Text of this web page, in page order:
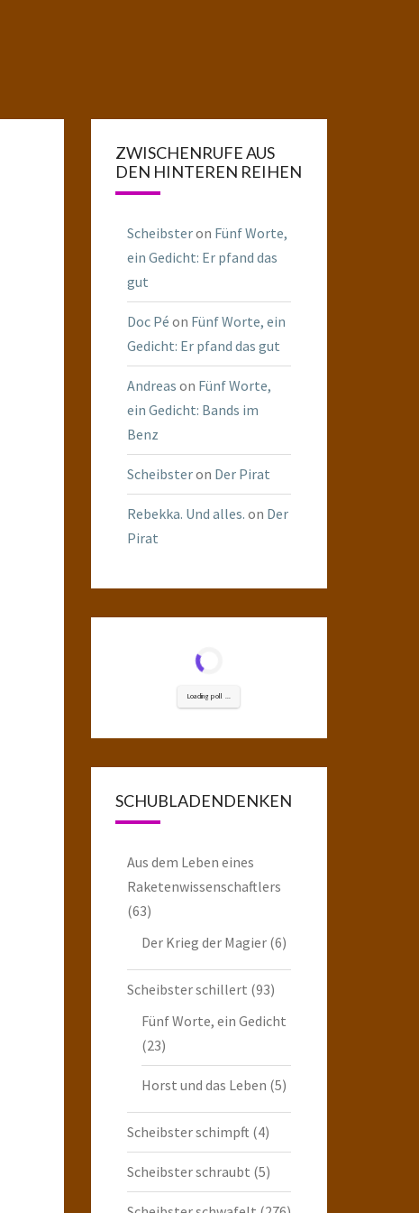
ZWISCHENRUFE AUS
DEN HINTEREN REIHEN
Scheibsteron Fünf Worte,
ein Gedicht: Er pfand das
gut
Doc Pé on Fünf Worte, ein
Gedicht: Er pfand das gut
Andreas on Fünf Worte,
ein Gedicht: Bands im
Benz
Scheibsteron Der Pirat
Rebekka. Und alles. on Der
Pirat
Loading poll ...
SCHUBLADENDENKEN
Aus dem Leben eines
Raketenwissenschaftlers
(63)
Der Krieg der Magier(6)
Scheibster schillert (93)
Fünf Worte, ein Gedicht
(23)
Horst und das Leben (5)
Scheibster schimpft (4)
Scheibster schraubt (5)